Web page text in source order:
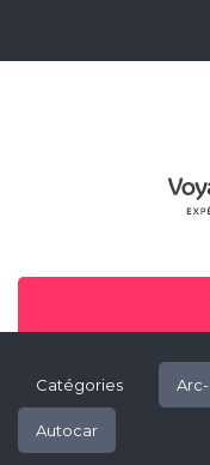
Voyager en groupe
Cherchez ou réservez
Catégories
Autocar